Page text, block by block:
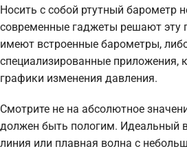
Носить с собой ртутный барометр
современные гаджеты решают эту
имеют встроенные барометры,
специализированные приложения,
графики изменения давления.
Смотрите не на абсолютное
должен быть пологим. Идеальный
линия или плавная волна с